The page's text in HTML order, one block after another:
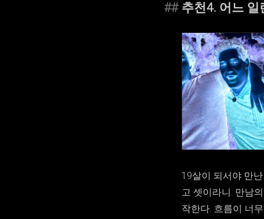
추천4. 어느
19살이 되서야 만
고 셋이라니. 만남
작한다. 흐름이 너